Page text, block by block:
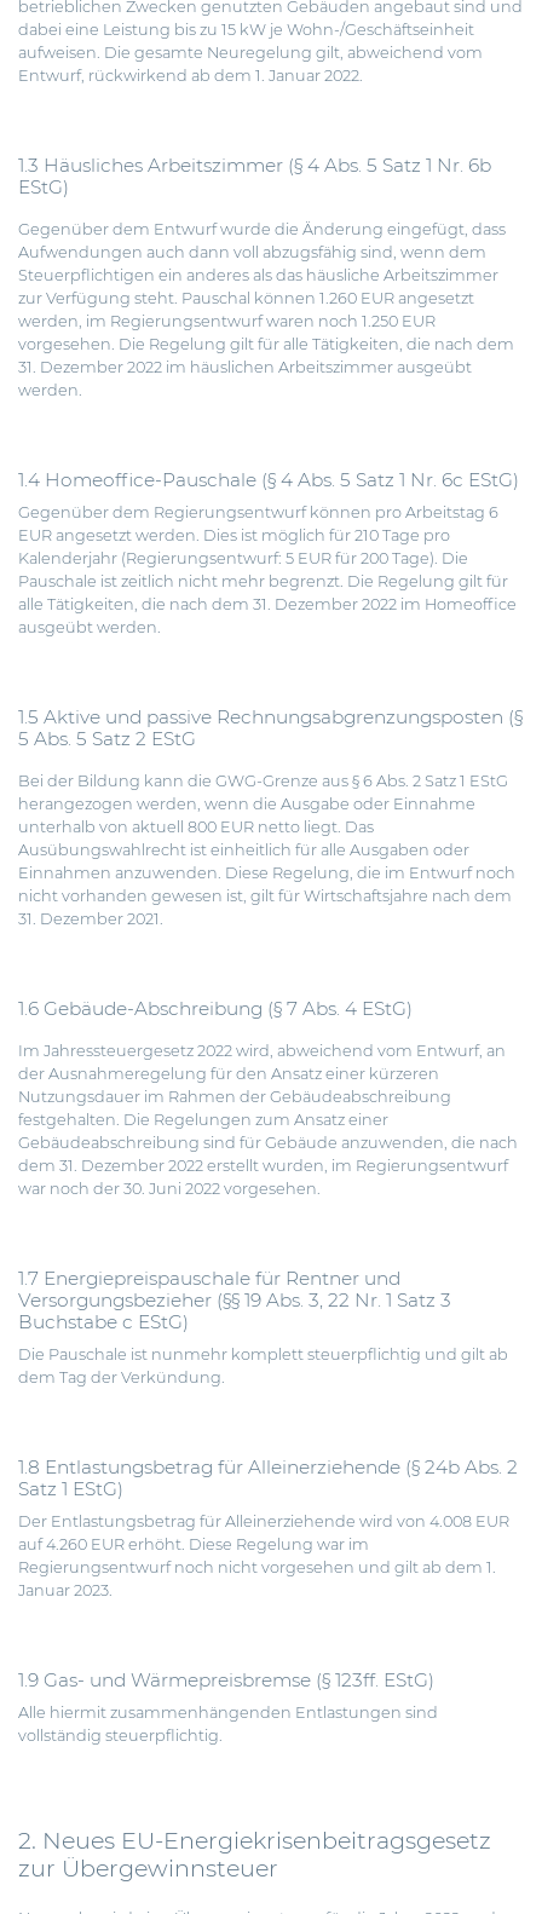
betrieblichen Zwecken genutzten Gebäuden angebaut sind und
dabei eine Leistung bis zu 15 kW je Wohn-/Geschäftseinheit
aufweisen. Die gesamte Neuregelung gilt, abweichend vom
Entwurf, rückwirkend ab dem 1. Januar 2022.
1.3 Häusliches Arbeitszimmer (§ 4 Abs. 5 Satz 1 Nr. 6b
EStG)
Gegenüber dem Entwurf wurde die Änderung eingefügt, dass
Aufwendungen auch dann voll abzugsfähig sind, wenn dem
Steuerpflichtigen ein anderes als das häusliche Arbeitszimmer
zur Verfügung steht. Pauschal können 1.260 EUR angesetzt
werden, im Regierungsentwurf waren noch 1.250 EUR
vorgesehen. Die Regelung gilt für alle Tätigkeiten, die nach dem
31. Dezember 2022 im häuslichen Arbeitszimmer ausgeübt
werden.
1.4 Homeoffice-Pauschale (§ 4 Abs. 5 Satz 1 Nr. 6c EStG)
Gegenüber dem Regierungsentwurf können pro Arbeitstag 6
EUR angesetzt werden. Dies ist möglich für 210 Tage pro
Kalenderjahr (Regierungsentwurf: 5 EUR für 200 Tage). Die
Pauschale ist zeitlich nicht mehr begrenzt. Die Regelung gilt für
alle Tätigkeiten, die nach dem 31. Dezember 2022 im Homeoffice
ausgeübt werden.
1.5 Aktive und passive Rechnungsabgrenzungsposten (§
5 Abs. 5 Satz 2 EStG
Bei der Bildung kann die GWG-Grenze aus § 6 Abs. 2 Satz 1 EStG
herangezogen werden, wenn die Ausgabe oder Einnahme
unterhalb von aktuell 800 EUR netto liegt. Das
Ausübungswahlrecht ist einheitlich für alle Ausgaben oder
Einnahmen anzuwenden. Diese Regelung, die im Entwurf noch
nicht vorhanden gewesen ist, gilt für Wirtschaftsjahre nach dem
31. Dezember 2021.
1.6 Gebäude-Abschreibung (§ 7 Abs. 4 EStG)
Im Jahressteuergesetz 2022 wird, abweichend vom Entwurf, an
der Ausnahmeregelung für den Ansatz einer kürzeren
Nutzungsdauer im Rahmen der Gebäudeabschreibung
festgehalten. Die Regelungen zum Ansatz einer
Gebäudeabschreibung sind für Gebäude anzuwenden, die nach
dem 31. Dezember 2022 erstellt wurden, im Regierungsentwurf
war noch der 30. Juni 2022 vorgesehen.
1.7 Energiepreispauschale für Rentner und
Versorgungsbezieher (§§ 19 Abs. 3, 22 Nr. 1 Satz 3
Buchstabe c EStG)
Die Pauschale ist nunmehr komplett steuerpflichtig und gilt ab
dem Tag der Verkündung.
1.8 Entlastungsbetrag für Alleinerziehende (§ 24b Abs. 2
Satz 1 EStG)
Der Entlastungsbetrag für Alleinerziehende wird von 4.008 EUR
auf 4.260 EUR erhöht. Diese Regelung war im
Regierungsentwurf noch nicht vorgesehen und gilt ab dem 1.
Januar 2023.
1.9 Gas- und Wärmepreisbremse (§ 123ff. EStG)
Alle hiermit zusammenhängenden Entlastungen sind
vollständig steuerpflichtig.
2. Neues EU-Energiekrisenbeitragsgesetz
zur Übergewinnsteuer